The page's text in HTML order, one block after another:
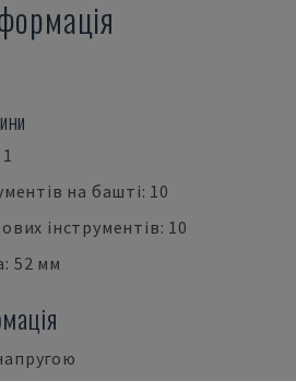
на башті: 10
інструментів: 10
52 мм